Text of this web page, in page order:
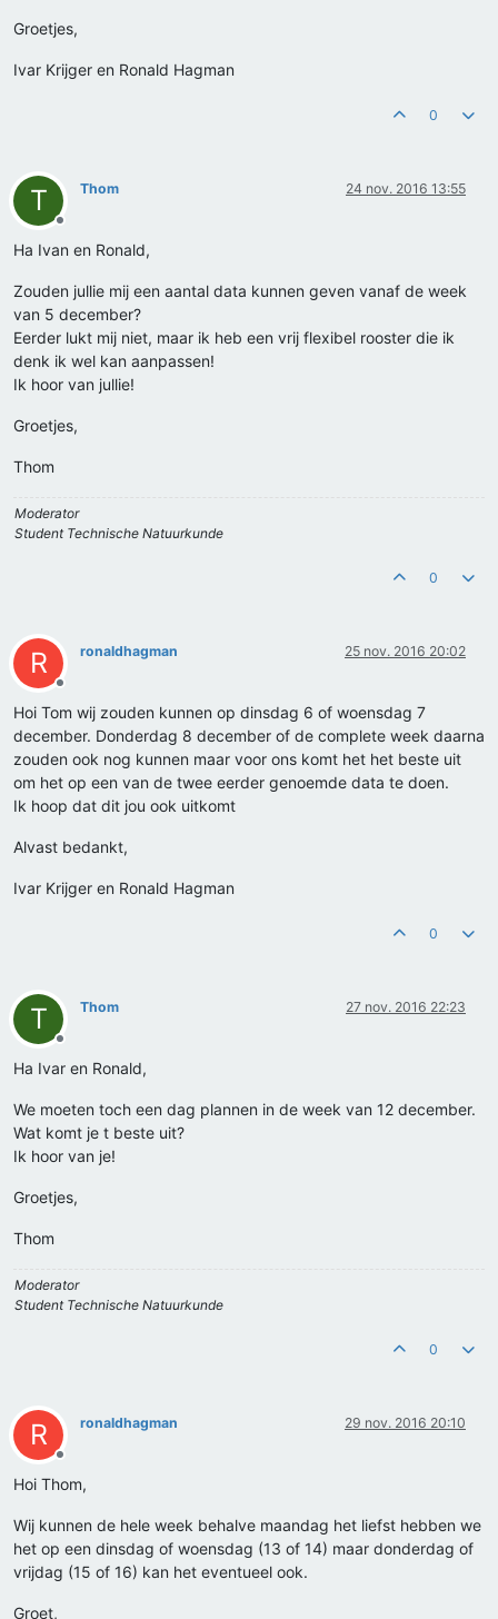
Groetjes,
Ivar Krijger en Ronald Hagman
0
T
Offline
Thom 24 nov. 2016 13:55
Ha Ivan en Ronald,
Zouden jullie mij een aantal data kunnen geven vanaf de week
van 5 december?
Eerder lukt mij niet, maar ik heb een vrij flexibel rooster die ik
denk ik wel kan aanpassen!
Ik hoor van jullie!
Groetjes,
Thom
Moderator
Student Technische Natuurkunde
0
R
Offline
ronaldhagman 25 nov. 2016 20:02
Hoi Tom wij zouden kunnen op dinsdag 6 of woensdag 7
december. Donderdag 8 december of de complete week daarna
zouden ook nog kunnen maar voor ons komt het het beste uit
om het op een van de twee eerder genoemde data te doen.
Ik hoop dat dit jou ook uitkomt
Alvast bedankt,
Ivar Krijger en Ronald Hagman
0
T
Offline
Thom 27 nov. 2016 22:23
Ha Ivar en Ronald,
We moeten toch een dag plannen in de week van 12 december.
Wat komt je t beste uit?
Ik hoor van je!
Groetjes,
Thom
Moderator
Student Technische Natuurkunde
0
R
Offline
ronaldhagman 29 nov. 2016 20:10
Hoi Thom,
Wij kunnen de hele week behalve maandag het liefst hebben we
het op een dinsdag of woensdag (13 of 14) maar donderdag of
vrijdag (15 of 16) kan het eventueel ook.
Groet,